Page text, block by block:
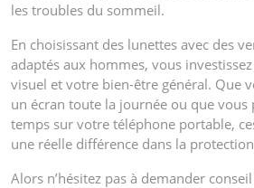
les troubles du sommeil.
En choisissant des lunettes avec des
adaptés aux hommes, vous
visuel et votre bien-être général. Que
un écran toute la journée ou que vous
temps sur votre téléphone portable,
une réelle différence dans la
Alors n’hésitez pas à demander